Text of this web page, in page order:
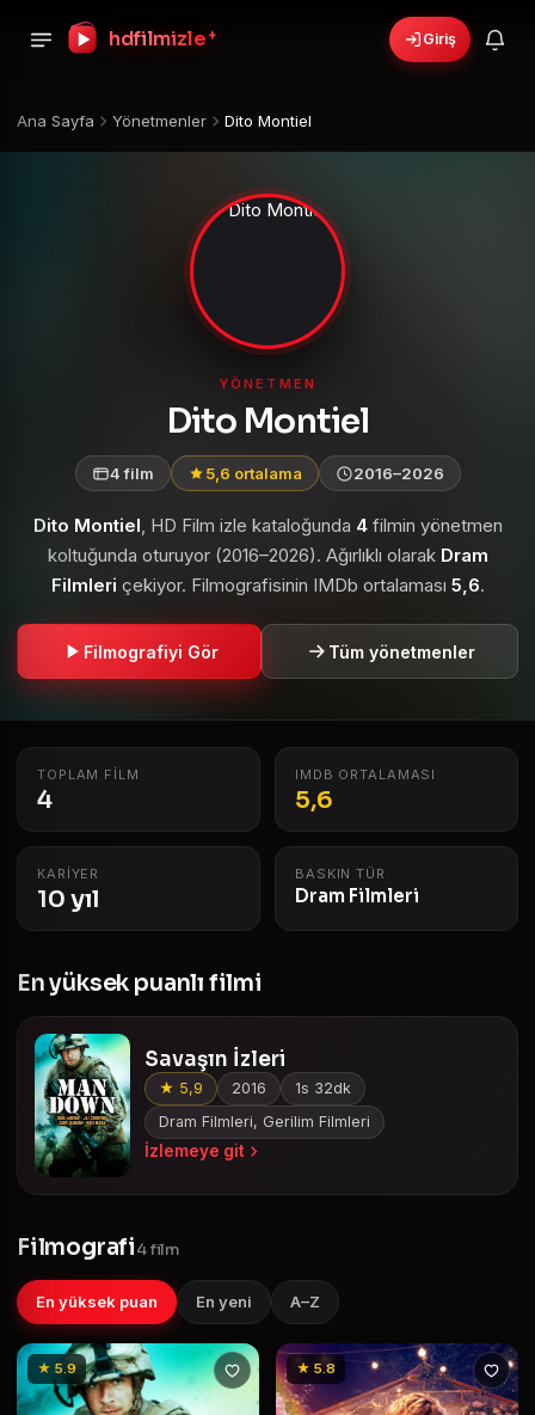
hdfilmizle + Giriş
Ana Sayfa Yönetmenler Dito Montiel
YÖNETMEN
Dito Montiel
4 film 5,6 ortalama 2016–2026
Dito Montiel, HD Film izle kataloğunda 4filmin yönetmen
koltuğunda oturuyor (2016–2026). Ağırlıklı olarak Dram
Filmleri çekiyor. Filmografisinin IMDb ortalaması 5,6.
Filmografiyi Gör Tüm yönetmenler
TOPLAM FILM
4
IMDB ORTALAMASI
5,6
KARIYER
10 yıl
BASKIN TÜR
Dram Filmleri
En yüksek puanlı filmi
Savaşın İzleri
★ 5,9 2016
1s 32dk
Dram Filmleri, Gerilim Filmleri
İzlemeye git
Filmografi4 film
En yüksek puan En yeni A–Z
★ 5.9 ★ 5.8